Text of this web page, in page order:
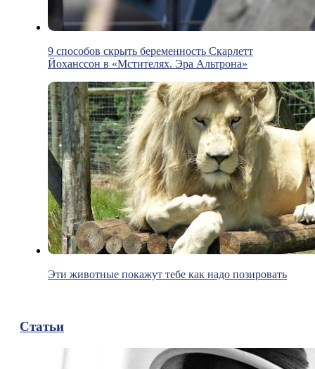
9 способов скрыть беременность Скарлетт
Йоханссон в «Мстителях. Эра Альтрона»
Эти животные покажут тебе как надо позировать
Статьи